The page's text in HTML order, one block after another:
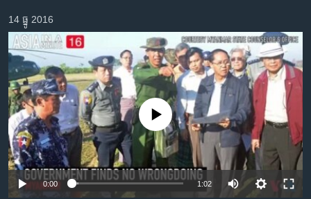
ទៅ​​
ទំព័រ​
ព័ត៌មាន​​
តែ​
ម្តង
រំលង​
និង​
ចូល​
ទៅ​
រចនា
ចិន
ហេឡូវីអូអេ
កម្ពុជាច្នៃប្រតិដ្ឋ
ព្រឹត្តិការណ៍ព័ត៌មាន
ទូរទស្សន៍ / វីដេអូ​
វិទ្យុ / ផតខាសថ៍
កម្មវិធីទាំងអស់
14 ធ្នូ 2016
No media source currently available
0:00 1:02